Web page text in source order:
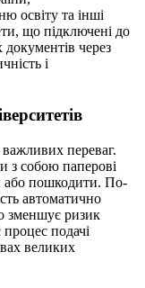
освіту та інші
що підключені до
через
і
переваг.
з собою паперові
або пошкодити. По-
автоматично
зменшує ризик
подачі
великих